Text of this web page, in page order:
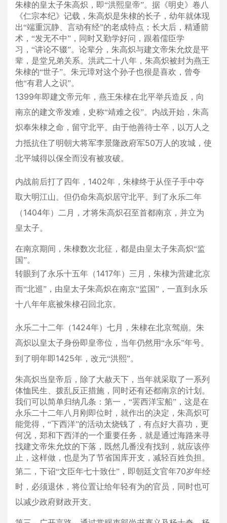
朱棣的皇太子朱高炽，即“洪熙皇帝”。 据《明史》卷八
《仁宗本纪》记载，朱高炽是朱棣的长子，幼年就体现
出“端重沉静、言动有经”的老成特点；长大后，精通箭
术，“发无不中”，同时又勤学好问，跟着儒臣学
习，“讲论不辍”。 论辈分，朱高炽与建文帝朱允炆是平
辈，是堂兄弟关系。洪武二十八年，朱高炽被封为燕王
朱棣的“世子”。朱元璋对这个孙子也很是喜欢，曾夸
他“有君人之识”。
1399年即建文帝元年，燕王朱棣在北平举兵造反，向
南京的建文帝发难，史称“靖难之役”。内战开始，朱高
炽奉朱棣之命，留守北平。由于他善待士卒，以万人之
力抵抗住了明朝大将军李景隆政府军50万人的攻城，使
北平城得以保全而没有被攻破。
内战前后打了四年， 1402年，朱棣终于从侄子手中夺
取大明江山。但仍命朱高炽居守北平。到了永乐二年
（1404年）二月，才将朱高炽召至首都南京，并立为
皇太子。
在南京期间，朱棣数次北征，都是由皇太子朱高炽“监
国”。
转眼到了永乐十五年（1417年）三月，朱棣为营建北京
而“北巡”，由皇太子朱高炽在南京“监国”，一直到永乐
十八年年底被朱棣召回北京。
永乐二十二年（1424年）七月，朱棣在北京驾崩。朱
高炽以皇太子身份即皇帝位，当年仍然用“永乐”年号。
到了明年即1425年，改元“洪熙”。
朱高炽当皇帝后，除了大赦天下，当年就采取了一系列
体恤民生、拨乱反正措施，同时还有还都南京的计划。
我们可以简单归纳几条： 第一，“罢西洋宝船”，这是在
永乐二十二年八月刚即位时，就作出的决定，朱高炽可
能觉得，“下西洋”的活动太烧钱了，有点好大喜功，更
何况，郑和下西洋的一个重要任务，就是通过海路来寻
找建文帝朱允炆的下落，既然几番没有找到，就应该停
止，这样做，也是为了节省国库开支，减轻百姓负担。
第二，下诏“文臣年七十致仕”，即朝廷文官年70岁年经
时，必须退休，将位置让给年轻有为的官员，同时也可
以减少政府财政开支。